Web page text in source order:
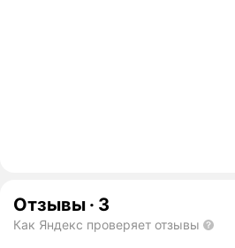
Отзывы · 3
Как Яндекс проверяет отзывы